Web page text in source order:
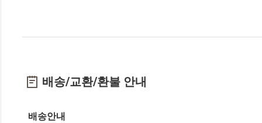
배송/교환/환불 안내
배송안내